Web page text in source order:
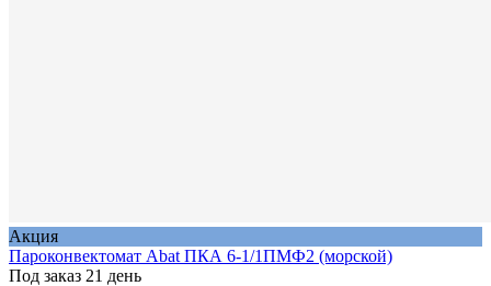
Акция
Пароконвектомат Abat ПКА 6-1/1ПМФ2 (морской)
Под заказ 21 день